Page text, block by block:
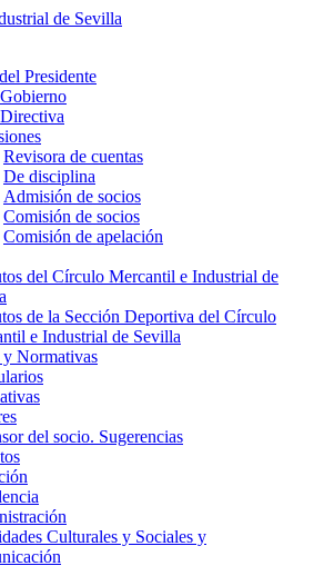
Presidente
Revisora de cuentas
De disciplina
Admisión de socios
Comisión de socios
Comisión de apelación
del Círculo Mercantil e Industrial de
de la Sección Deportiva del Círculo
e Industrial de Sevilla
Normativas
del socio. Sugerencias
Culturales y Sociales y